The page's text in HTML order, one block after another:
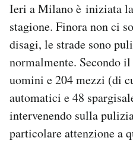
Internet
Scienza
Cultura
Economia
Sport
PODCAST
Ieri a Milano è iniziata
stagione. Finora non ci
disagi, le strade sono
normalmente. Secondo il
uomini e 204 mezzi (di
automatici e 48
intervenendo sulla
particolare attenzione a